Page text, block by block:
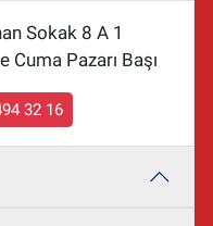
Sokak 8 A 1
Cuma Pazarı Başı
32 16